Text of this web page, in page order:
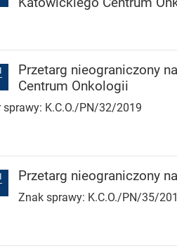
Przetarg nieograniczony
Centrum Onkologii
sprawy: K.C.O./PN/32/2019
Przetarg nieograniczony
Znak sprawy: K.C.O./PN/35/